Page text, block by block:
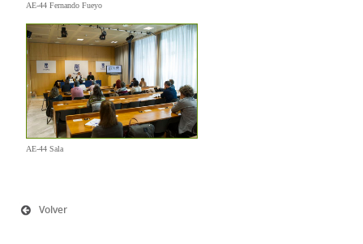
AE-44 Fernando Fueyo
AE-44 Sala
Volver